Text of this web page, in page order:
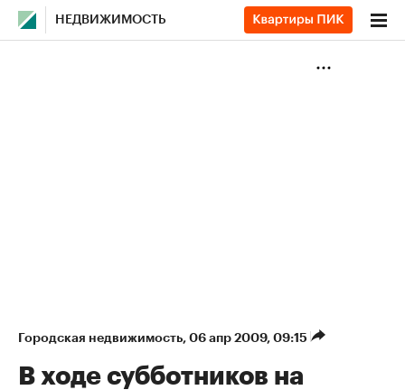
НЕДВИЖИМОСТЬ
Городская недвижимость⁠, 06 апр 2009, 09:15
В ходе субботников на